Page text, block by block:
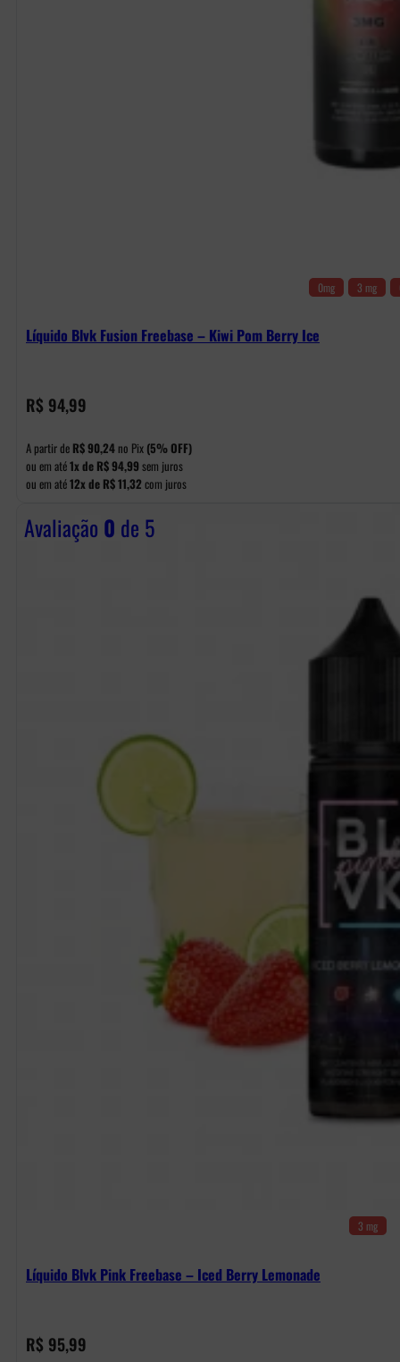
0mg 3 mg
Líquido Blvk Fusion Freebase – Kiwi Pom Berry Ice
R$ 94,99
A partir de R$90,24 no Pix (5% OFF)
ou em até1x de R$94,99 sem juros
ou em até12x de R$11,32 com juros
Avaliação 0 de 5
3 mg
Líquido Blvk Pink Freebase – Iced Berry Lemonade
R$ 95,99